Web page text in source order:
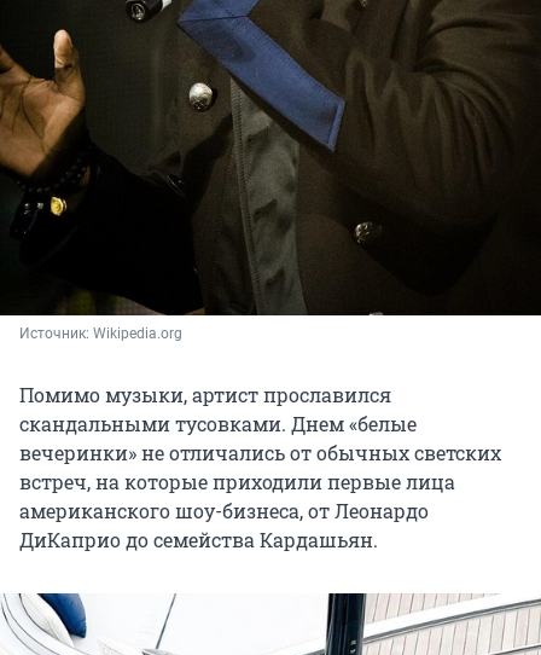
Источник: Wikipedia.org
Помимо музыки, артист прославился
скандальными тусовками. Днем «белые
вечеринки» не отличались от обычных светских
встреч, на которые приходили первые лица
американского шоу-бизнеса, от Леонардо
ДиКаприо до семейства Кардашьян.